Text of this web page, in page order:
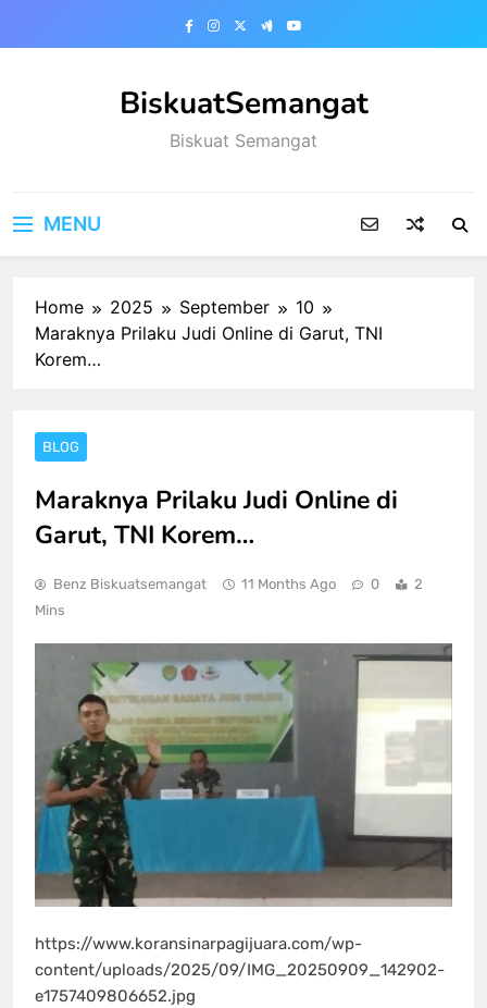
BiskuatSemangat
Biskuat Semangat
MENU
Home 2025 September
10
Maraknya Prilaku Judi Online di Garut, TNI
Korem…
BLOG
Maraknya Prilaku Judi Online di
Garut, TNI Korem…
Benz Biskuatsemangat 11 Months Ago 0
2
Mins
https://www.koransinarpagijuara.com/wp-
content/uploads/2025/09/IMG_20250909_142902-
e1757409806652.jpg